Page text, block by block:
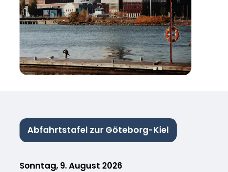
Abfahrtstafel zur Göteborg-Kiel
Sonntag, 9. August 2026